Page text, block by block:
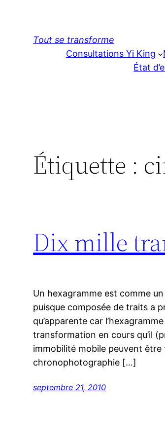
Tout se transforme
Consultations Yi King
État
Étiquette :
Dix mille
Un hexagramme est comme
puisque composée de traits a
qu’apparente car
transformation en cours qu’il
immobilité mobile peuvent être
chronophotographie […]
septembre 21, 2010